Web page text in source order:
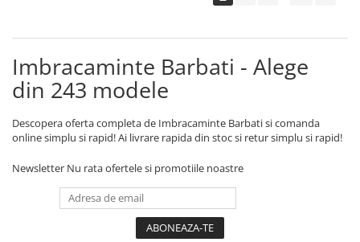
Imbracaminte Barbati - Alege
din 243 modele
Descopera oferta completa de Imbracaminte Barbati si comanda
online simplu si rapid! Ai livrare rapida din stoc si retur simplu si rapid!
Newsletter Nu rata ofertele si promotiile noastre